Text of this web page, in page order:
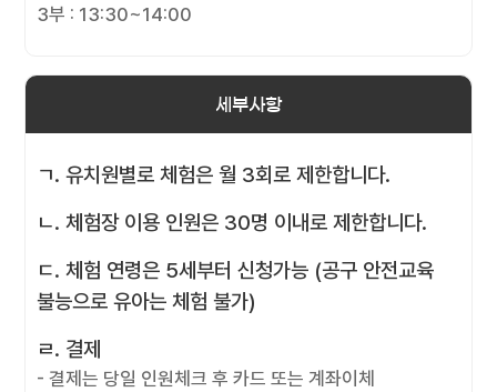
3부 : 13:30~14:00
세부사항
ㄱ. 유치원별로 체험은 월 3회로 제한합니다.
ㄴ. 체험장 이용 인원은 30명 이내로 제한합니다.
ㄷ. 체험 연령은 5세부터 신청가능 (공구 안전교육
불능으로 유아는 체험 불가)
ㄹ. 결제
- 결제는 당일 인원체크 후 카드 또는 계좌이체